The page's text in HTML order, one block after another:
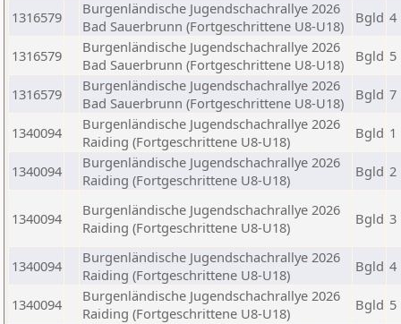
1316579
Burgenländische Jugendschachrallye 2026
Bad Sauerbrunn (Fortgeschrittene U8-U18)
Bgld 4
1316579
Burgenländische Jugendschachrallye 2026
Bad Sauerbrunn (Fortgeschrittene U8-U18)
Bgld 5
1316579
Burgenländische Jugendschachrallye 2026
Bad Sauerbrunn (Fortgeschrittene U8-U18)
Bgld 7
1340094
Burgenländische Jugendschachrallye 2026
Raiding (Fortgeschrittene U8-U18)
Bgld 1
1340094
Burgenländische Jugendschachrallye 2026
Raiding (Fortgeschrittene U8-U18)
Bgld 2
1340094
Burgenländische Jugendschachrallye 2026
Raiding (Fortgeschrittene U8-U18)
Bgld 3
1340094
Burgenländische Jugendschachrallye 2026
Raiding (Fortgeschrittene U8-U18)
Bgld 4
1340094
Burgenländische Jugendschachrallye 2026
Raiding (Fortgeschrittene U8-U18)
Bgld 5